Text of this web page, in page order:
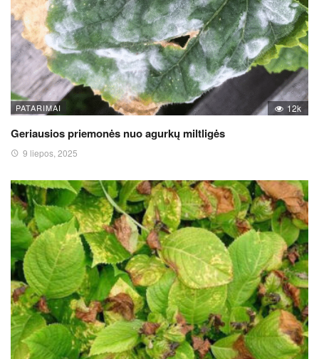
PATARIMAI 12k
Geriausios priemonės nuo agurkų miltligės
9 liepos, 2025